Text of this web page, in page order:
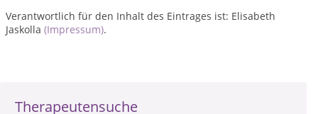
Therapeutensuche
Verantwortlich für den Inhalt des Eintrages ist: Elisabeth
Jaskolla (Impressum).